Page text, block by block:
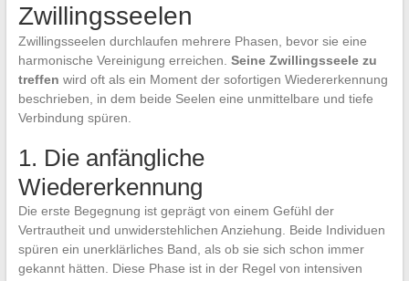
Zwillingsseelen
Zwillingsseelen durchlaufen mehrere Phasen, bevor sie eine
harmonische Vereinigung erreichen. Seine Zwillingsseele zu
treffen wird oft als ein Moment der sofortigen Wiedererkennung
beschrieben, in dem beide Seelen eine unmittelbare und tiefe
Verbindung spüren.
1. Die anfängliche
Wiedererkennung
Die erste Begegnung ist geprägt von einem Gefühl der
Vertrautheit und unwiderstehlichen Anziehung. Beide Individuen
spüren ein unerklärliches Band, als ob sie sich schon immer
gekannt hätten. Diese Phase ist in der Regel von intensiven